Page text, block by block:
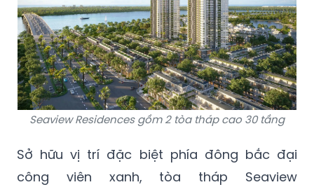
Seaview Residences gồm 2 tòa tháp cao 30 tầng
Sở hữu vị trí đặc biệt phía đông bắc đại
công viên xanh, tòa tháp Seaview